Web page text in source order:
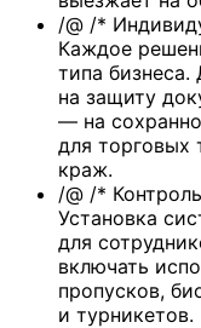
/@ /*
Каждое
типа бизнеса.
на защиту
— на
для торговых
краж.
/@ /*
Установка
для
включать
пропусков,
и турникетов.